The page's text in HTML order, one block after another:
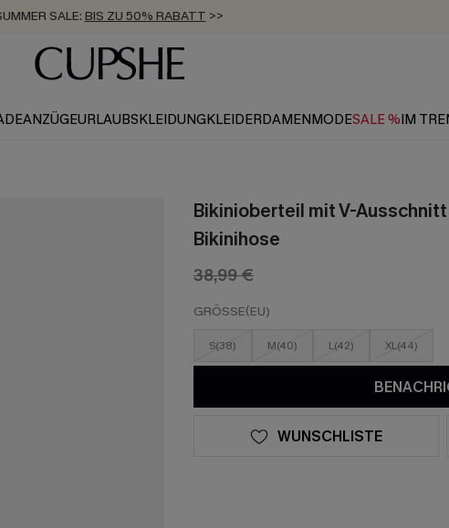
SALE: BIS ZU 50% RABATT >>
BIS ZU -20% EXTRA ERHALTEN
KOSTENLOSER VERSAND AB 89 €
URLAUBSKLEIDUNGKLEIDERDAMENMODESALE %IM
Bikinioberteil mit V-
Bikinihose
38,99 €
GRÖSSE(EU)
S(38) M(40) L(42) XL(44)
WUNSCHLISTE